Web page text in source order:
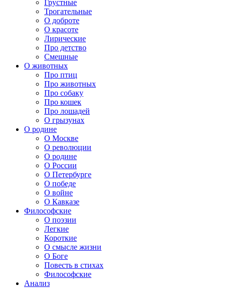
Грустные
Трогательные
О доброте
О красоте
Лирические
Про детство
Смешные
О животных
Про птиц
Про животных
Про собаку
Про кошек
Про лошадей
О грызунах
О родине
О Москве
О революции
О родине
О России
О Петербурге
О победе
О войне
О Кавказе
Философские
О поэзии
Легкие
Короткие
О смысле жизни
О Боге
Повесть в стихах
Философские
Анализ